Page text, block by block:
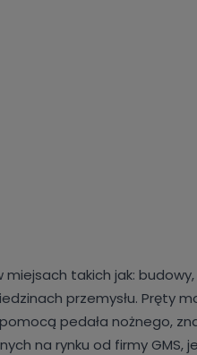
miejsach takich jak:
przemysłu. Pręty
pedała nożnego,
na rynku od firmy GMS,